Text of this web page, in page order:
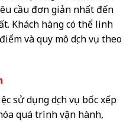
cầu đơn giản nhất đến
Khách hàng có thể linh
và quy mô dịch vụ theo
sử dụng dịch vụ bốc xếp
quá trình vận hành,